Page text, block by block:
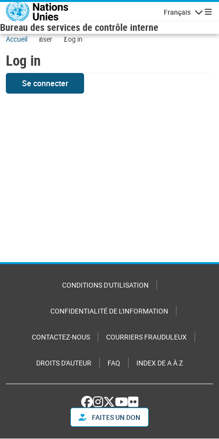
Skip to main content
Français
Bureau des services de contrôle interne
Accueil user Log in
Log in
Se connecter
CONDITIONS D'UTILISATION
CONFIDENTIALITÉ DE L'INFORMATION
CONTACTEZ-NOUS COURRIERS FRAUDULEUX
DROITS D'AUTEUR FAQ INDEX DE A À Z
FAITES UN DON